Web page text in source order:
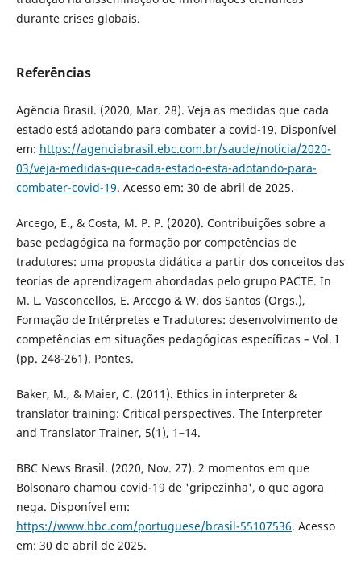
durante crises globais.
Referências
Agência Brasil. (2020, Mar. 28). Veja as medidas que cada
estado está adotando para combater a covid-19. Disponível
em: https://agenciabrasil.ebc.com.br/saude/noticia/2020-
03/veja-medidas-que-cada-estado-esta-adotando-para-
combater-covid-19. Acesso em: 30 de abril de 2025.
Arcego, E., & Costa, M. P. P. (2020). Contribuições sobre a
base pedagógica na formação por competências de
tradutores: uma proposta didática a partir dos conceitos das
teorias de aprendizagem abordadas pelo grupo PACTE. In
M. L. Vasconcellos, E. Arcego & W. dos Santos (Orgs.),
Formação de Intérpretes e Tradutores: desenvolvimento de
competências em situações pedagógicas específicas – Vol. I
(pp. 248-261). Pontes.
Baker, M., & Maier, C. (2011). Ethics in interpreter &
translator training: Critical perspectives. The Interpreter
and Translator Trainer, 5(1), 1–14.
BBC News Brasil. (2020, Nov. 27). 2 momentos em que
Bolsonaro chamou covid-19 de 'gripezinha', o que agora
nega. Disponível em:
https://www.bbc.com/portuguese/brasil-55107536. Acesso
em: 30 de abril de 2025.